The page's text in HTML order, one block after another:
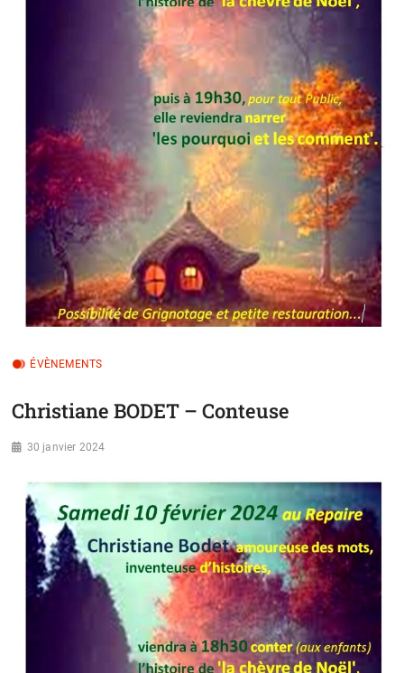
ÉVÈNEMENTS
Christiane BODET – Conteuse
30 janvier 2024